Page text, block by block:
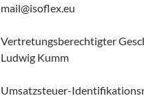
mail@isoflex.eu
Vertretungsberechtigter
Ludwig Kumm
Umsatzsteuer-